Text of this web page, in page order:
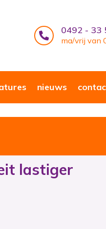
 0492 - 33
ma/vrij van
nieuws
lastiger